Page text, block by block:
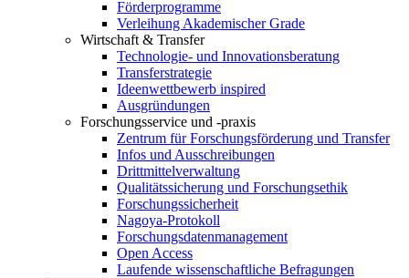
Förderprogramme
Verleihung Akademischer Grade
Wirtschaft & Transfer
Technologie- und Innovationsberatung
Transferstrategie
Ideenwettbewerb inspired
Ausgründungen
Forschungsservice und -praxis
Zentrum für Forschungsförderung und Transfer
Infos und Ausschreibungen
Drittmittelverwaltung
Qualitätssicherung und Forschungsethik
Forschungssicherheit
Nagoya-Protokoll
Forschungsdatenmanagement
Open Access
Laufende wissenschaftliche Befragungen